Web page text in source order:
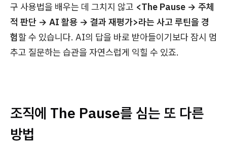
구 사용법을 배우는 데 그치지 않고 <The Pause → 주체
적 판단 → AI 활용 → 결과 재평가>라는 사고 루틴을 경
험할 수 있습니다. AI의 답을 바로 받아들이기보다 잠시 멈
추고 질문하는 습관을 자연스럽게 익힐 수 있죠.
조직에 The Pause를 심는 또 다른
방법